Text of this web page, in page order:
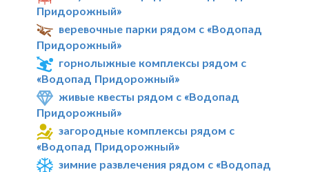
Придорожный»
веревочные парки рядом с «Водопад
Придорожный»
горнолыжные комплексы рядом с
«Водопад Придорожный»
живые квесты рядом с «Водопад
Придорожный»
загородные комплексы рядом с
«Водопад Придорожный»
зимние развлечения рядом с «Водопад